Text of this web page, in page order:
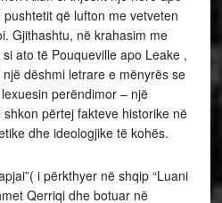
që lufton me vetveten
Gjithashtu, në krahasim me
ato të Pouqueville apo Leake ,
dëshmi letrare e mënyrës se
perëndimor – një
përtej fakteve historike në
dhe ideologjike të kohës.
i përkthyer në shqip “Luani
Qerriqi dhe botuar në